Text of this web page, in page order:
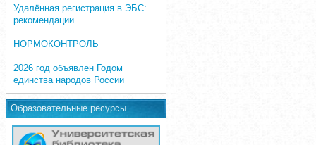
Удалённая регистрация в ЭБС:
рекомендации
НОРМОКОНТРОЛЬ
2026 год объявлен Годом
единства народов России
Образовательные ресурсы